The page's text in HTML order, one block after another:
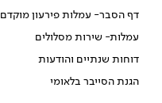
דף הסבר- עמלות פירעון מוקדם
עמלות- שירות מסלולים
דוחות שנתיים והודעות
הגנת הסייבר בלאומי